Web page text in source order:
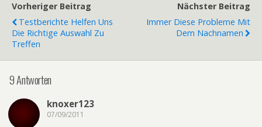
Vorheriger Beitrag
Testberichte Helfen Uns
Die Richtige Auswahl Zu
Treffen
Nächster Beitrag
Immer Diese Probleme Mit
Dem Nachnamen
9 Antworten
knoxer123
07/09/2011